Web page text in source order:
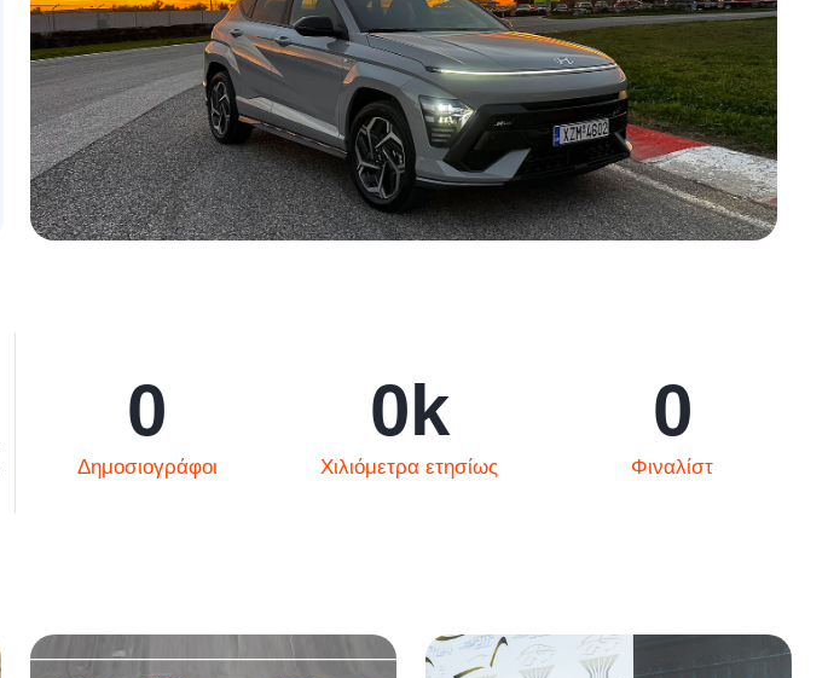
Δημοσιογράφοι
0
Χιλιόμετρα ετησίως
0k
Φιναλίστ
0